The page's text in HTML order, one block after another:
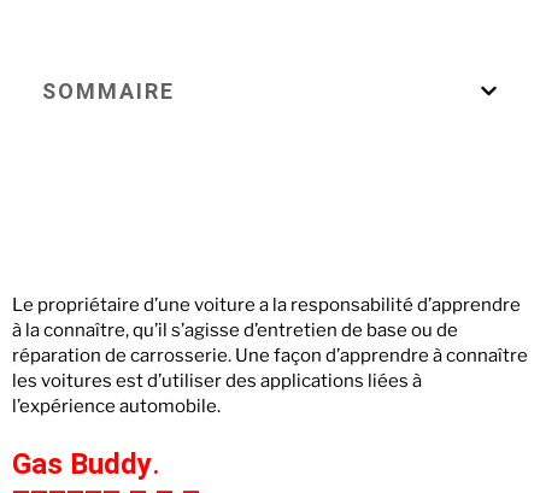
SOMMAIRE
Le propriétaire d’une voiture a la responsabilité d’apprendre
à la connaître, qu’il s’agisse d’entretien de base ou de
réparation de carrosserie. Une façon d’apprendre à connaître
les voitures est d’utiliser des applications liées à
l’expérience automobile.
Gas Buddy.